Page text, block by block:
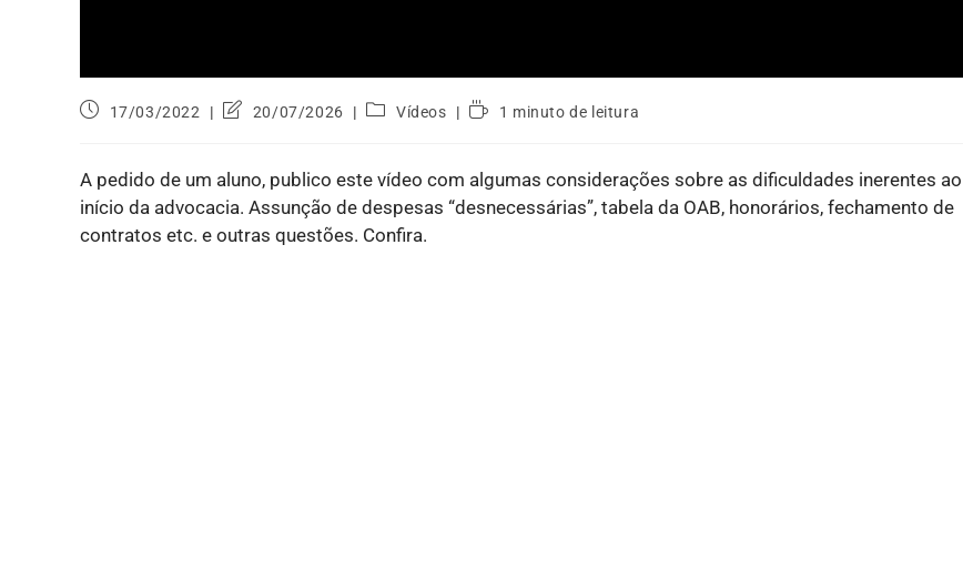
17/03/2022 20/07/2026 Vídeos 1 minuto de leitura
A pedido de um aluno, publico este vídeo com algumas considerações sobre as dificuldades inerentes ao
início da advocacia. Assunção de despesas “desnecessárias”, tabela da OAB, honorários, fechamento de
contratos etc. e outras questões. Confira.